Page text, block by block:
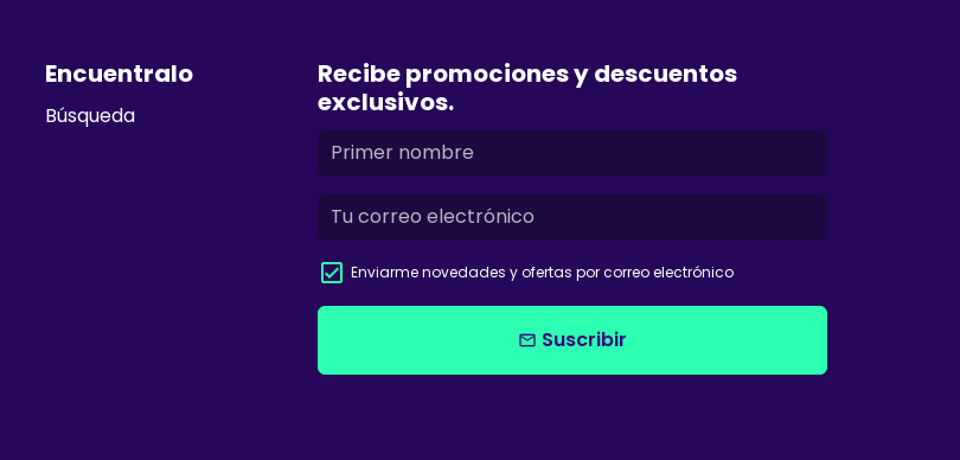
Encuentralo
Búsqueda
Recibe promociones y descuentos
exclusivos.
Enviarme novedades y ofertas por correo electrónico
email Suscribir